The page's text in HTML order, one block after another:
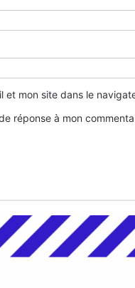
et mon site dans le
réponse à mon